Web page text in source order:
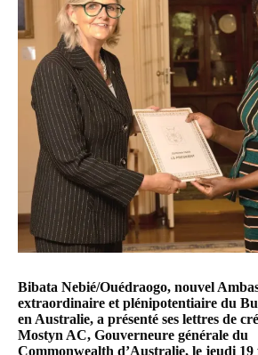
Bibata Nebié/Ouédraogo, nouvel
extraordinaire et plénipotentiaire du
en Australie, a présenté ses lettres de
Mostyn AC, Gouverneure générale du
Commonwealth d’Australie, le jeudi 19